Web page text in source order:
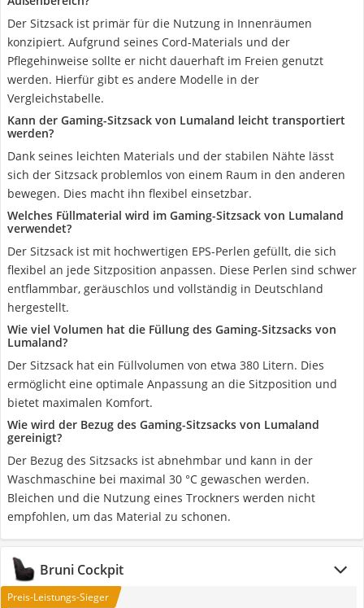
Der Sitzsack ist primär für die Nutzung in Innenräumen
konzipiert. Aufgrund seines Cord-Materials und der
Pflegehinweise sollte er nicht dauerhaft im Freien genutzt
werden. Hierfür gibt es andere Modelle in der
Vergleichstabelle.
Kann der Gaming-Sitzsack von Lumaland leicht transportiert
werden?
Dank seines leichten Materials und der stabilen Nähte lässt
sich der Sitzsack problemlos von einem Raum in den anderen
bewegen. Dies macht ihn flexibel einsetzbar.
Welches Füllmaterial wird im Gaming-Sitzsack von Lumaland
verwendet?
Der Sitzsack ist mit hochwertigen EPS-Perlen gefüllt, die sich
flexibel an jede Sitzposition anpassen. Diese Perlen sind schwer
entflammbar, geräuschlos und vollständig in Deutschland
hergestellt.
Wie viel Volumen hat die Füllung des Gaming-Sitzsacks von
Lumaland?
Der Sitzsack hat ein Füllvolumen von etwa 380 Litern. Dies
ermöglicht eine optimale Anpassung an die Sitzposition und
bietet maximalen Komfort.
Wie wird der Bezug des Gaming-Sitzsacks von Lumaland
gereinigt?
Der Bezug des Sitzsacks ist abnehmbar und kann in der
Waschmaschine bei maximal 30 °C gewaschen werden.
Bleichen und die Nutzung eines Trockners werden nicht
empfohlen, um das Material zu schonen.
Bruni Cockpit
Preis-Leistungs-Sieger